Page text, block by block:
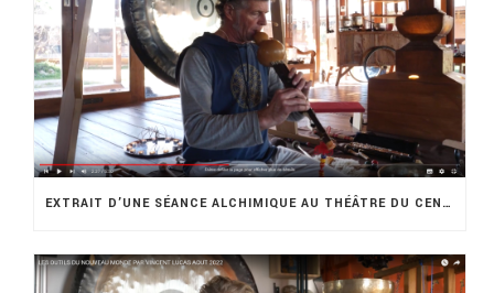
EXTRAIT D’UNE SÉANCE ALCHIMIQUE AU THÉÂTRE DU CENTAURE. MARSEILLE